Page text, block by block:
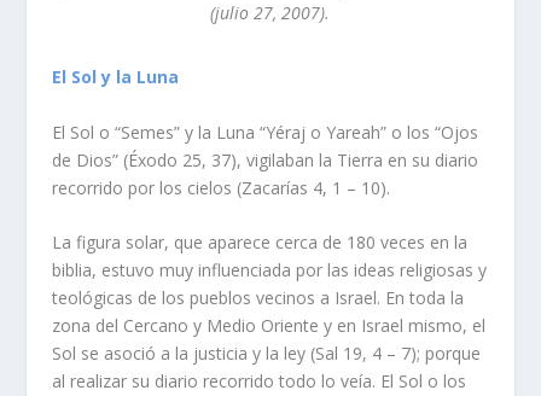
(julio 27, 2007).
El Sol y la Luna
El Sol o “Semes” y la Luna “Yéraj o Yareah” o los “Ojos
de Dios” (Éxodo 25, 37), vigilaban la Tierra en su diario
recorrido por los cielos (Zacarías 4, 1 – 10).
La figura solar, que aparece cerca de 180 veces en la
biblia, estuvo muy influenciada por las ideas religiosas y
teológicas de los pueblos vecinos a Israel. En toda la
zona del Cercano y Medio Oriente y en Israel mismo, el
Sol se asoció a la justicia y la ley (Sal 19, 4 – 7); porque
al realizar su diario recorrido todo lo veía. El Sol o los